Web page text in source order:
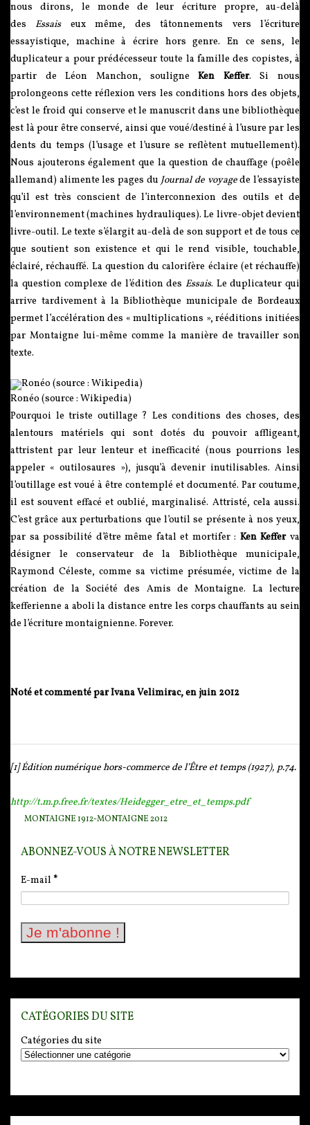
nous dirons, le monde de leur écriture propre, au-delà
des Essaiseux même, des tâtonnements vers l’écriture
essayistique, machine à écrire hors genre. En ce sens, le
duplicateur a pour prédécesseur toute la famille des copistes, à
partir de Léon Manchon, souligneKen Keffer. Si nous
prolongeons cette réflexion vers les conditions hors des objets,
c’est le froid qui conserve et le manuscrit dans une bibliothèque
est là pour être conservé, ainsi que voué/destiné à l’usure par les
dents du temps (l’usage et l’usure se reflètent mutuellement).
Nous ajouterons également que la question de chauffage (poêle
allemand) alimente les pages duJournal de voyagede l’essayiste
qu’il est très conscient de l’interconnexion des outils et de
l’environnement (machines hydrauliques). Le livre-objet devient
livre-outil. Le texte s’élargit au-delà de son support et de tous ce
que soutient son existence et qui le rend visible, touchable,
éclairé, réchauffé. La question du calorifère éclaire (et réchauffe)
la question complexe de l’édition des Essais. Le duplicateur qui
arrive tardivement à la Bibliothèque municipale de Bordeaux
permet l’accélération des « multiplications », rééditions initiées
par Montaigne lui-même comme la manière de travailler son
texte.
Ronéo (source : Wikipedia)
Pourquoi le triste outillage ? Les conditions des choses, des
alentours matériels qui sont dotés du pouvoir affligeant,
attristent par leur lenteur et inefficacité (nous pourrions les
appeler « outilosaures »), jusqu’à devenir inutilisables. Ainsi
l’outillage est voué à être contemplé et documenté. Par coutume,
il est souvent effacé et oublié, marginalisé. Attristé, cela aussi.
C’est grâce aux perturbations que l’outil se présente à nos yeux,
par sa possibilité d’être même fatal et mortifer : Ken Kefferva
désigner le conservateur de la Bibliothèque municipale,
Raymond Céleste, comme sa victime présumée, victime de la
création de la Société des Amis de Montaigne. La lecture
kefferienne a aboli la distance entre les corps chauffants au sein
de l’écriture montaignienne. Forever.
Noté et commenté par Ivana Velimirac, en juin 2012
[1] Édition numérique hors-commerce de l’Être et temps(1927), p.74.
http://t.m.p.free.fr/textes/Heidegger_etre_et_temps.pdf
MONTAIGNE 1912-MONTAIGNE 2012
ABONNEZ-VOUS À NOTRE NEWSLETTER
E-mail *
CATÉGORIES DU SITE
Catégories du site